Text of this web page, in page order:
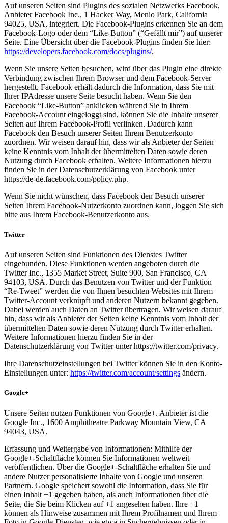
Auf unseren Seiten sind Plugins des sozialen Netzwerks Facebook,
Anbieter Facebook Inc., 1 Hacker Way, Menlo Park, California
94025, USA, integriert. Die Facebook-Plugins erkennen Sie an dem
Facebook-Logo oder dem “Like-Button” (“Gefällt mir”) auf unserer
Seite. Eine Übersicht über die Facebook-Plugins finden Sie hier:
https://developers.facebook.com/docs/plugins/.
Wenn Sie unsere Seiten besuchen, wird über das Plugin eine direkte
Verbindung zwischen Ihrem Browser und dem Facebook-Server
hergestellt. Facebook erhält dadurch die Information, dass Sie mit
Ihrer IPAdresse unsere Seite besucht haben. Wenn Sie den
Facebook “Like-Button” anklicken während Sie in Ihrem
Facebook-Account eingeloggt sind, können Sie die Inhalte unserer
Seiten auf Ihrem Facebook-Profil verlinken. Dadurch kann
Facebook den Besuch unserer Seiten Ihrem Benutzerkonto
zuordnen. Wir weisen darauf hin, dass wir als Anbieter der Seiten
keine Kenntnis vom Inhalt der übermittelten Daten sowie deren
Nutzung durch Facebook erhalten. Weitere Informationen hierzu
finden Sie in der Datenschutzerklärung von Facebook unter
https://de-de.facebook.com/policy.php.
Wenn Sie nicht wünschen, dass Facebook den Besuch unserer
Seiten Ihrem Facebook-Nutzerkonto zuordnen kann, loggen Sie sich
bitte aus Ihrem Facebook-Benutzerkonto aus.
Twitter
Auf unseren Seiten sind Funktionen des Dienstes Twitter
eingebunden. Diese Funktionen werden angeboten durch die
Twitter Inc., 1355 Market Street, Suite 900, San Francisco, CA
94103, USA. Durch das Benutzen von Twitter und der Funktion
“Re-Tweet” werden die von Ihnen besuchten Websites mit Ihrem
Twitter-Account verknüpft und anderen Nutzern bekannt gegeben.
Dabei werden auch Daten an Twitter übertragen. Wir weisen darauf
hin, dass wir als Anbieter der Seiten keine Kenntnis vom Inhalt der
übermittelten Daten sowie deren Nutzung durch Twitter erhalten.
Weitere Informationen hierzu finden Sie in der
Datenschutzerklärung von Twitter unter https://twitter.com/privacy.
Ihre Datenschutzeinstellungen bei Twitter können Sie in den Konto-
Einstellungen unter: https://twitter.com/account/settings ändern.
Google+
Unsere Seiten nutzen Funktionen von Google+. Anbieter ist die
Google Inc., 1600 Amphitheatre Parkway Mountain View, CA
94043, USA.
Erfassung und Weitergabe von Informationen: Mithilfe der
Google+-Schaltfläche können Sie Informationen weltweit
veröffentlichen. Über die Google+-Schaltfläche erhalten Sie und
andere Nutzer personalisierte Inhalte von Google und unseren
Partnern. Google speichert sowohl die Information, dass Sie für
einen Inhalt +1 gegeben haben, als auch Informationen über die
Seite, die Sie beim Klicken auf +1 angesehen haben. Ihre +1
können als Hinweise zusammen mit Ihrem Profilnamen und Ihrem